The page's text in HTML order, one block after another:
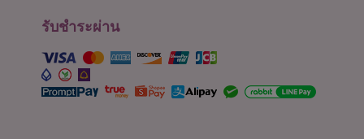
รับชำระผ่าน